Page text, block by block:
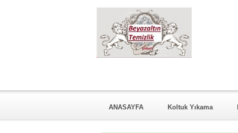
ANASAYFA Koltuk Yıkama